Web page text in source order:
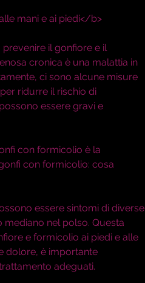
mani e ai piedi</b>
il gonfiore e il
cronica è una malattia in
ci sono alcune misure
ridurre il rischio di
essere gravi e
con formicolio è la
con formicolio: cosa
essere sintomi di diverse
nel polso. Questa
e formicolio ai piedi e alle
dolore, è importante
adeguati.